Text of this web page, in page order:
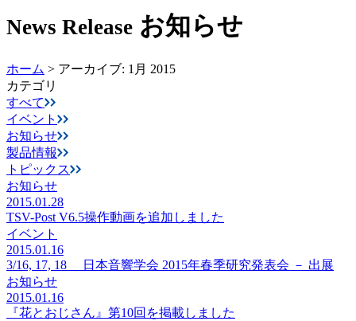
News Release お知らせ
ホーム > アーカイブ: 1月 2015
カテゴリ
すべて
イベント
お知らせ
製品情報
トピックス
お知らせ
2015.01.28
TSV-Post V6.5操作動画を追加しました
イベント
2015.01.16
3/16, 17, 18 日本音響学会 2015年春季研究発表会 － 出展
お知らせ
2015.01.16
『花とおじさん』第10回を掲載しました